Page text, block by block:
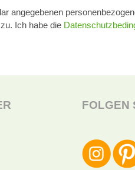
angegebenen
Ich habe die
FOLGEN